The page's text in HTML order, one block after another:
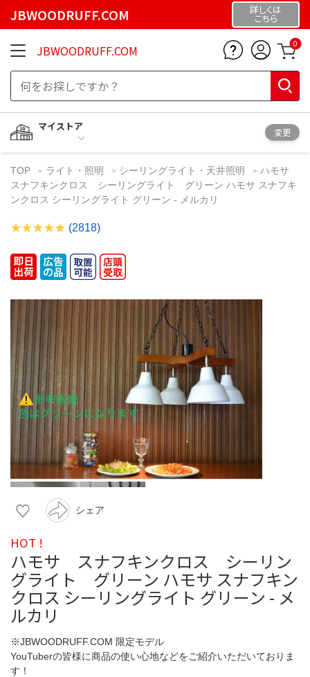
JBWOODRUFF.COM 詳しくは
こちら
JBWOODRUFF.COM 0
マイストア
変更
TOP ライト・照明 シーリングライト・天井照明
ハモサ
スナフキンクロス シーリングライト グリーン ハモサ スナフキ
ンクロス シーリングライト グリーン - メルカリ
(2818)
シェア
HOT !
ハモサ スナフキンクロス シーリン
グライト グリーン ハモサ スナフキン
クロス シーリングライト グリーン - メ
ルカリ
※JBWOODRUFF.COM 限定モデル
YouTuberの皆様に商品の使い心地などをご紹介いただいておりま
す！